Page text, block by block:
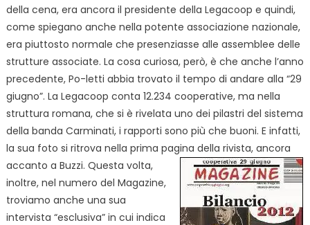
della cena, era ancora il presidente della Legacoop e quindi,
come spiegano anche nella potente associazione nazionale,
era piuttosto normale che presenziasse alle assemblee delle
strutture associate. La cosa curiosa, però, è che anche l’anno
precedente, Po-letti abbia trovato il tempo di andare alla “29
giugno”. La Legacoop conta 12.234 cooperative, ma nella
struttura romana, che si è rivelata uno dei pilastri del sistema
della banda Carminati, i rapporti sono più che buoni. E infatti,
la sua foto si ritrova nella prima pagina della rivista, ancora
accanto a Buzzi. Questa volta,
inoltre, nel numero del Magazine,
troviamo anche una sua
intervista “esclusiva” in cui indica